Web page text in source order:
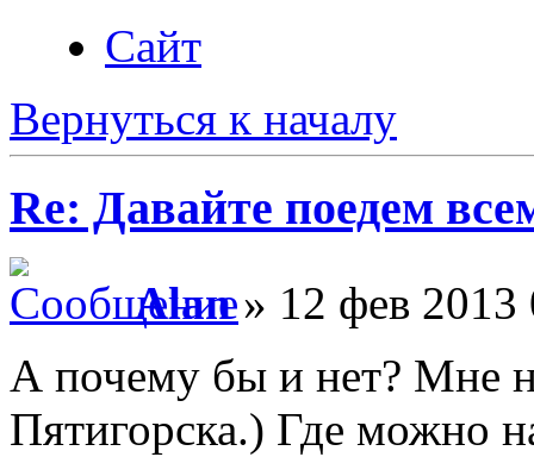
Сайт
Вернуться к началу
Re: Давайте поедем
Alan» 12 фев 2013
А почему бы и нет? Мне
Пятигорска.) Где можно